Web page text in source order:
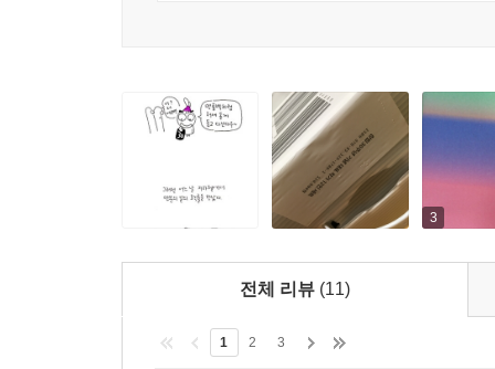
죄와 벌
어머니
현대의 고전 작품
소설의 현대성
3
전체 리뷰 (11)
1 2 3